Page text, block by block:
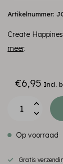
Artikelnummer:
Create
meer.
€6,95 Incl.
Op voorraad
Gratis